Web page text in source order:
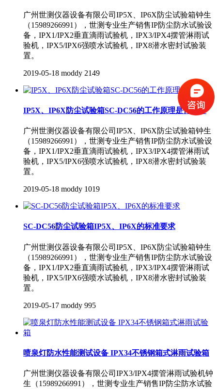
广州世测仪器设备有限公司IP5X、IP6X防尘试验箱钟生
（15989266991），世测专业生产销售IP防尘防水试验设
备，IPX1/IPX2垂直滴雨试验机，IPX3/IPX4摆管淋雨试
验机，IPX5/IPX6强喷水试验机，IPX8潜水密封试验装
置。
2019-05-18 moddy 2149
IP5X、IP6X防尘试验箱SC-DC56的工作原理是什么？
广州世测仪器设备有限公司IP5X、IP6X防尘试验箱钟生
（15989266991），世测专业生产销售IP防尘防水试验设
备，IPX1/IPX2垂直滴雨试验机，IPX3/IPX4摆管淋雨试
验机，IPX5/IPX6强喷水试验机，IPX8潜水密封试验装
置。
2019-05-18 moddy 1019
SC-DC56防尘试验箱IP5X、IP6X的标准要求
广州世测仪器设备有限公司IP5X、IP6X防尘试验箱钟生
（15989266991），世测专业生产销售IP防尘防水试验设
备，IPX1/IPX2垂直滴雨试验机，IPX3/IPX4摆管淋雨试
验机，IPX5/IPX6强喷水试验机，IPX8潜水密封试验装
置​。
2019-05-17 moddy 995
喷泉灯防水性能测试设备 IPX34不锈钢箱式淋雨试验箱
广州世测仪器设备有限公司IPX3/IPX4摆管淋雨试验机钟
生（15989266991），世测专业生产销售IP防尘防水试验